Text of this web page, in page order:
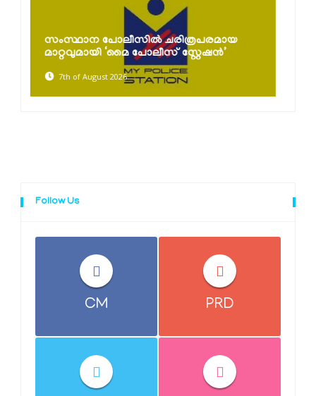
കൈത്തറി ദിനാഘോഷങ്ങൾ സംഘടിപ്പിച്ചു;
പരമ്പരാഗത നെയ്ത്തുകാരെ സംരക്ഷിച്ച്
കൈത്തറി...
7th of August 2026
Follow Us
CM PRD